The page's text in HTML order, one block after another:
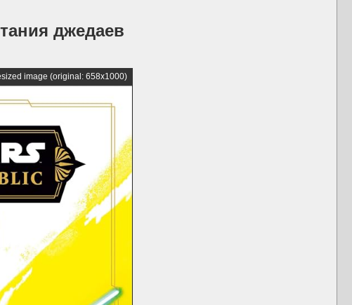
джедаев
image (original: 658x1000)